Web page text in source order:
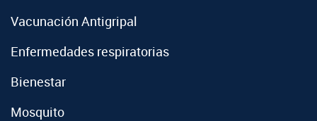
Vacunación Antigripal
Enfermedades respiratorias
Bienestar
Mosquito